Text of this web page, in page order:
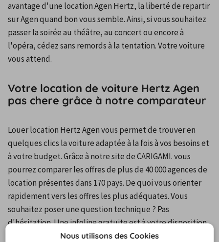
avantage d'une location Agen Hertz, la liberté de repartir
sur Agen quand bon vous semble. Ainsi, si vous souhaitez
passer la soirée au théâtre, au concert ou encore à
l'opéra, cédez sans remords à la tentation. Votre voiture
vous attend.
Votre location de voiture Hertz Agen
pas chere grâce à notre comparateur
Louer location Hertz Agen vous permet de trouver en
quelques clics la voiture adaptée à la fois à vos besoins et
à votre budget. Grâce à notre site de CARIGAMI. vous
pourrez comparer les offres de plus de 40 000 agences de
location présentes dans 170 pays. De quoi vous orienter
rapidement vers les offres les plus adéquates. Vous
souhaitez poser une question technique ? Pas
d'hésitation. Une infoline gratuite est à votre disposition.
Vous trouverez également sur le site des informations
Nous utilisons des Cookies